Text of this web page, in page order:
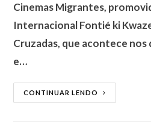
Cinemas Migrantes,
Internacional Fontié ki
Cruzadas, que acontece nos
e…
CONTINUAR LENDO